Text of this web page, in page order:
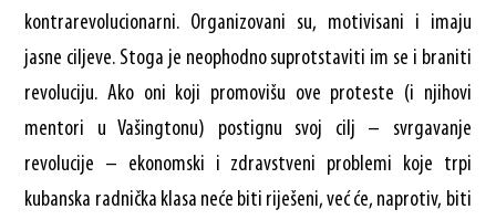
kontrarevolucionarni. Organizovani su, motivisani i imaju
jasne ciljeve. Stoga je neophodno suprotstaviti im se i braniti
revoluciju. Ako oni koji promovišu ove proteste (i njihovi
mentori u Vašingtonu) postignu svoj cilj – svrgavanje
revolucije – ekonomski i zdravstveni problemi koje trpi
kubanska radnička klasa neće biti riješeni, već će, naprotiv, biti